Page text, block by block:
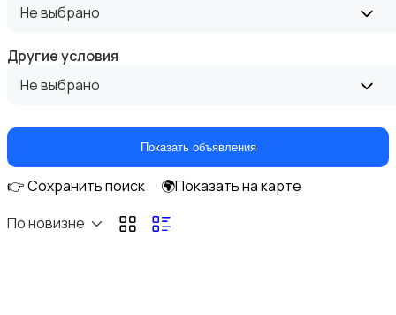
Госслужба
Добыча сырья, энергетика
Не выбрано
Другие условия
Не выбрано
Показать объявления
👉 Сохранить поиск
🌍Показать на карте
По новизне